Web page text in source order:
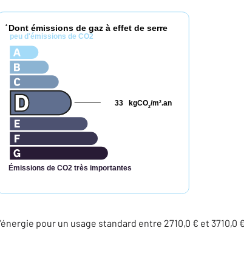
* Dont émissions de gaz à effet de serre
peu d'émissions de CO2
Émissions de CO2 très importantes
kgCO2/m2.an
33
pour un usage standard entre 2710,0 € et 3710,0